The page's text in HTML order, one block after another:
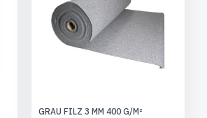
GRAU FILZ 3 MM 400 G/M²